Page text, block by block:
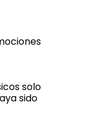
solo
sido